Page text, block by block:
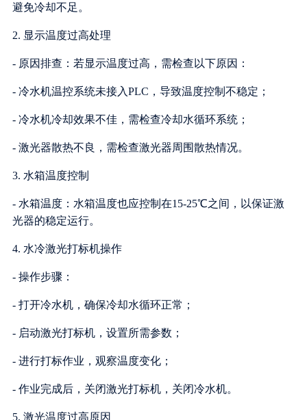
避免冷却不足。
2. 显示温度过高处理
- 原因排查：若显示温度过高，需检查以下原因：
- 冷水机温控系统未接入PLC，导致温度控制不稳定；
- 冷水机冷却效果不佳，需检查冷却水循环系统；
- 激光器散热不良，需检查激光器周围散热情况。
3. 水箱温度控制
- 水箱温度：水箱温度也应控制在15-25℃之间，以保证激
光器的稳定运行。
4. 水冷激光打标机操作
- 操作步骤：
- 打开冷水机，确保冷却水循环正常；
- 启动激光打标机，设置所需参数；
- 进行打标作业，观察温度变化；
- 作业完成后，关闭激光打标机，关闭冷水机。
5. 激光温度过高原因